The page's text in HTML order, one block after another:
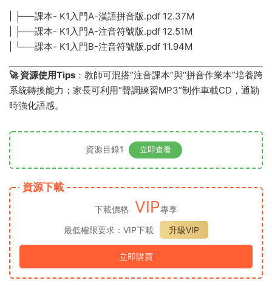
| ├──課本- K1入門A-漢語拼音版.pdf 12.37M
| ├──課本- K1入門A-注音符號版.pdf 12.51M
| └──課本- K1入門B-注音符號版.pdf 11.94M
​🚀 資源使用Tips​ ​：教師可混搭“注音課本”與“拼音作業本”培養跨
系統轉換能力；家長可利用“聲調練習MP3”制作車載CD，通勤
時強化語感。
資源目錄1 立即查看
資源下載
下載價格 VIP專享
最低權限要求：VIP下載
升級VIP
立即購買